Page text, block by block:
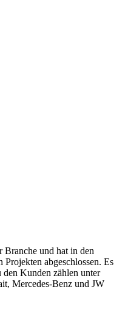
Branche und hat in den
abgeschlossen. Es
Kunden zählen unter
Mercedes-Benz und JW